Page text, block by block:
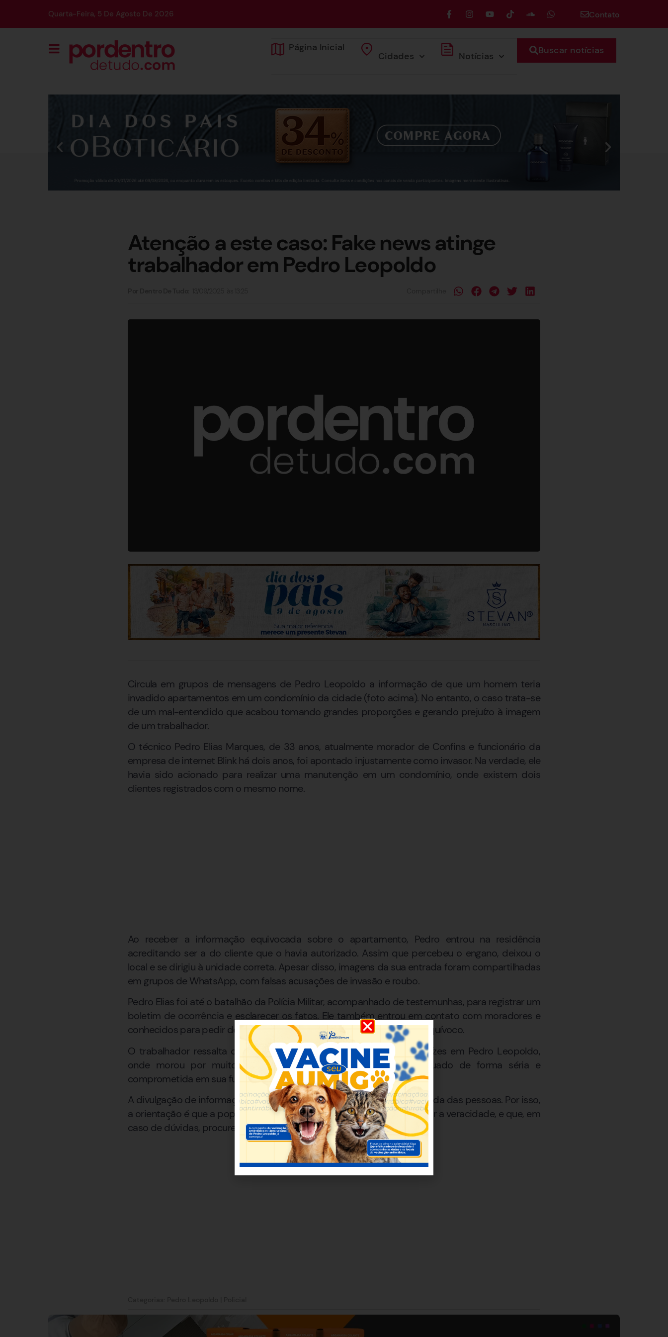
Quarta-Feira, 5 De Agosto De 2026 Contato
Página Inicial
Cidades Notícias Buscar notícias
Atenção a este caso: Fake news atinge
trabalhador em Pedro Leopoldo
Circula em grupos de mensagens de Pedro Leopoldo a informação de que um homem teria
invadido apartamentos em um condomínio da cidade (foto acima). No entanto, o caso trata-se
de um mal-entendido que acabou tomando grandes proporções e gerando prejuízo à imagem
de um trabalhador.
O técnico Pedro Elias Marques, de 33 anos, atualmente morador de Confins e funcionário da
empresa de internet Blink há dois anos, foi apontado injustamente como invasor. Na verdade, ele
havia sido acionado para realizar uma manutenção em um condomínio, onde existem dois
clientes registrados com o mesmo nome.
Ao receber a informação equivocada sobre o apartamento, Pedro entrou na residência
acreditando ser a do cliente que o havia autorizado. Assim que percebeu o engano, deixou o
local e se dirigiu à unidade correta. Apesar disso, imagens da sua entrada foram compartilhadas
em grupos de WhatsApp, com falsas acusações de invasão e roubo.
Pedro Elias foi até o batalhão da Polícia Militar, acompanhado de testemunhas, para registrar um
boletim de ocorrência e esclarecer os fatos. Ele também entrou em contato com moradores e
conhecidos para pedir desculpas pelo constrangimento gerado pelo equívoco.
O trabalhador ressalta que é uma pessoa honesta, com família e raízes em Pedro Leopoldo,
onde morou por muitos anos no bairro Andiara, e que tem atuado de forma séria e
comprometida em sua função.
A divulgação de informações falsas pode causar danos irreparáveis à vida das pessoas. Por isso,
a orientação é que a população não compartilhe conteúdos sem checar a veracidade, e que, em
caso de dúvidas, procure as autoridades competentes.